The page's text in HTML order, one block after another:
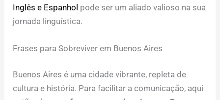
Inglês e Espanhol pode ser um aliado valioso na sua
jornada linguística.
Frases para Sobreviver em Buenos Aires
Buenos Aires é uma cidade vibrante, repleta de
cultura e história. Para facilitar a comunicação, aqui